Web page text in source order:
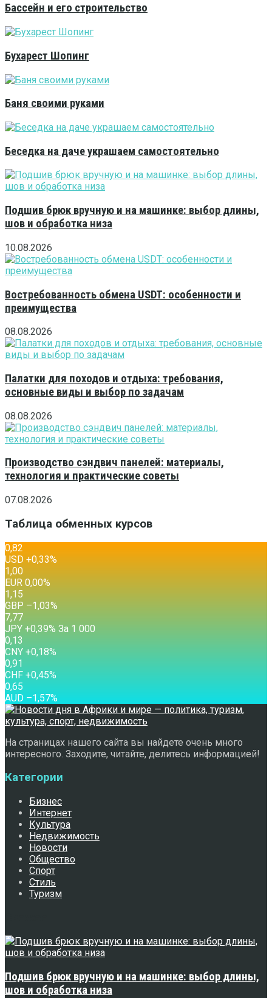
Бассейн и его строительство
Бухарест Шопинг
Баня своими руками
Беседка на даче украшаем самостоятельно
Подшив брюк вручную и на машинке: выбор длины,
шов и обработка низа
10.08.2026
Востребованность обмена USDT: особенности и
преимущества
08.08.2026
Палатки для походов и отдыха: требования,
основные виды и выбор по задачам
08.08.2026
Производство сэндвич панелей: материалы,
технология и практические советы
07.08.2026
Таблица обменных курсов
0,82
USD +0,33%
1,00
EUR 0,00%
1,15
GBP –1,03%
7,77
JPY +0,39% За 1 000
0,13
CNY +0,18%
0,91
CHF +0,45%
0,65
AUD –1,57%
На страницах нашего сайта вы найдете очень много
интересного. Заходите, читайте, делитесь информацией!
Категории
Бизнес
Интернет
Культура
Недвижимость
Новости
Общество
Спорт
Стиль
Туризм
Подшив брюк вручную и на машинке: выбор длины,
шов и обработка низа